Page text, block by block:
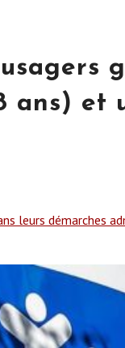
ans) et
leurs démarches